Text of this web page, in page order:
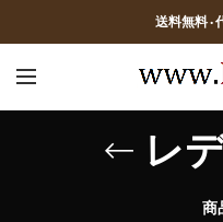
送料無料 ·
レ
商